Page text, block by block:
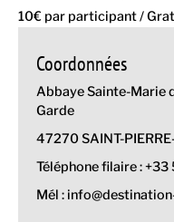
10€ par participant /
Coordonnées
Abbaye Sainte-Marie
Garde
47270 SAINT-
Téléphone filaire :
Mél :